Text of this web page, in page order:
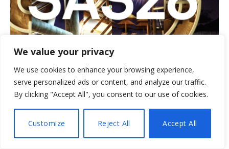
We value your privacy
We use cookies to enhance your browsing experience,
serve personalized ads or content, and analyze our traffic.
By clicking "Accept All", you consent to our use of cookies.
Customize Reject All Accept All
Kaspersky lancia la Call for Papers per il Security
Analyst Summit 2026
17 APRILE 2026